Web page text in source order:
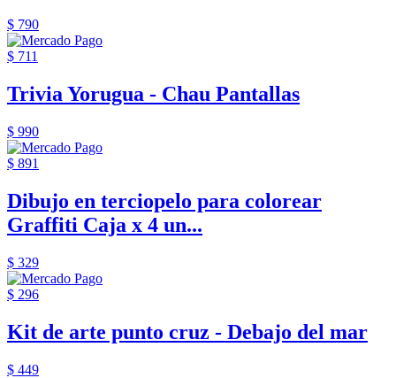
$ 790
$ 711
Trivia Yorugua - Chau Pantallas
$ 990
$ 891
Dibujo en terciopelo para colorear
Graffiti Caja x 4 un...
$ 329
$ 296
Kit de arte punto cruz - Debajo del mar
$ 449